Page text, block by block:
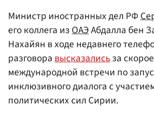
Министр иностранных дел РФ
его коллега изОАЭАбдалла бен
Нахайян в ходе недавнего
разговоравысказалисьза
международной встречи по
инклюзивного диалога с
политических сил Сирии.